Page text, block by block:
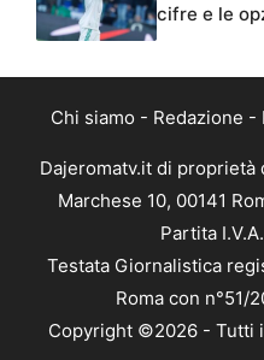
cifre e le
Chi siamo - Redazione -
Dajeromatv.it di proprietà
Marchese 10, 00141
Partita
Testata Giornalistica
Roma con n°51/
Copyright ©2026 - Tutti